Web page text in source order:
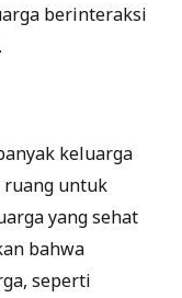
berinteraksi
keluarga
ruang untuk
yang sehat
bahwa
seperti